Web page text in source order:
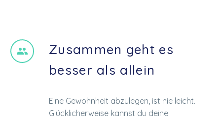


Zusammen geht es
besser als allein
Eine Gewohnheit abzulegen, ist nie leicht.
Glücklicherweise kannst du deine